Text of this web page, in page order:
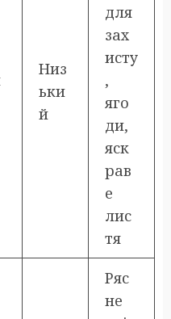
Низ
ьки
й
для
зах
исту
,
яго
ди,
яск
рав
е
лис
тя
Ряс
не